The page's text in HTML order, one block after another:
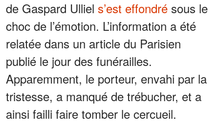
de Gaspard Ulliel s’est effondré sous le
choc de l’émotion. L’information a été
relatée dans un article du Parisien
publié le jour des funérailles.
Apparemment, le porteur, envahi par la
tristesse, a manqué de trébucher, et a
ainsi failli faire tomber le cercueil.